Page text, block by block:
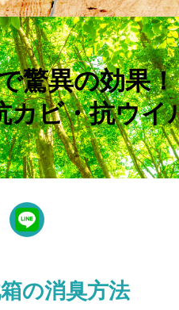
驚異の効果！
カビ・抗ウイ
の消臭方法